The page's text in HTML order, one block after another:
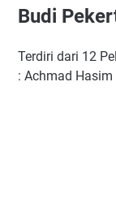
Budi
Terdiri dari 12
: Achmad